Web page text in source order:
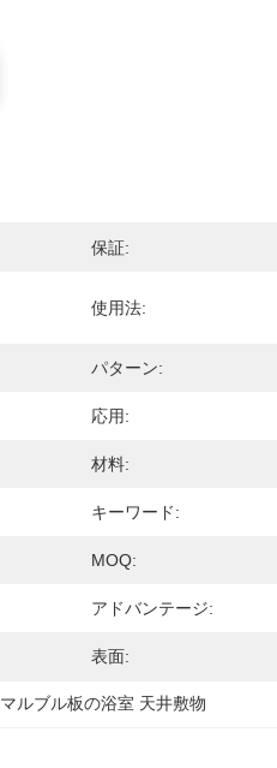
保証:
使用法:
パターン:
応用:
材料:
キーワード:
MOQ:
アドバンテージ:
表面:
マルブル板の浴室 天井敷物